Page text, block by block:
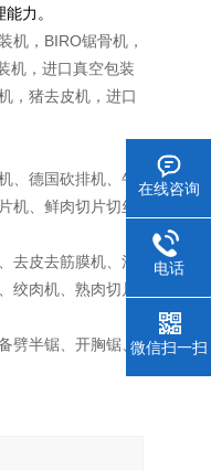
力。
机， BIRO锯骨机，
机，进口真空包装
，猪去皮机，进口
、德国砍排机、牛
机、鲜肉切片切丝
去皮去筋膜机、法
绞肉机、熟肉切片
劈半锯、开胸锯、
在线咨询
电话
微信扫一扫